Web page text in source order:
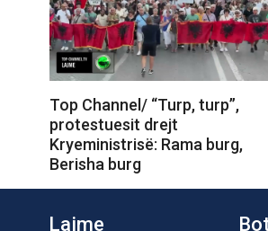
Top Channel/ “Turp, turp”,
protestuesit drejt
Kryeministrisë: Rama burg,
Berisha burg
Lajme